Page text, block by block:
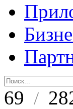
69 /